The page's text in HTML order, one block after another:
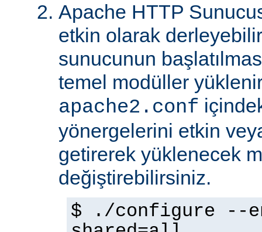
Apache HTTP
etkin olarak
sunucunun
temel modüller
apache2.conf
yönergelerini etkin
getirerek yüklenecek
değiştirebilirsiniz.
$ ./configure --